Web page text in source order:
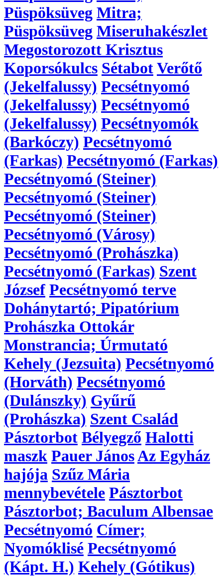
Püspöksüveg Mitra;
Püspöksüveg Miseruhakészlet
Megostorozott Krisztus
Koporsókulcs SétabotVerőtő
(Jekelfalussy) Pecsétnyomó
(Jekelfalussy) Pecsétnyomó
(Jekelfalussy) Pecsétnyomók
(Barkóczy) Pecsétnyomó
(Farkas) Pecsétnyomó (Farkas)
Pecsétnyomó (Steiner)
Pecsétnyomó (Steiner)
Pecsétnyomó (Steiner)
Pecsétnyomó (Városy)
Pecsétnyomó (Prohászka)
Pecsétnyomó (Farkas) Szent
József Pecsétnyomó terve
Dohánytartó; Pipatórium
Prohászka Ottokár
Monstrancia; Úrmutató
Kehely (Jezsuita) Pecsétnyomó
(Horváth) Pecsétnyomó
(Dulánszky) Gyűrű
(Prohászka) Szent Család
Pásztorbot Bélyegző Halotti
maszk Pauer JánosAz Egyház
hajója Szűz Mária
mennybevétele Pásztorbot
Pásztorbot; Baculum Albensae
Pecsétnyomó Címer;
Nyomóklisé Pecsétnyomó
(Kápt. H.) Kehely (Gótikus)